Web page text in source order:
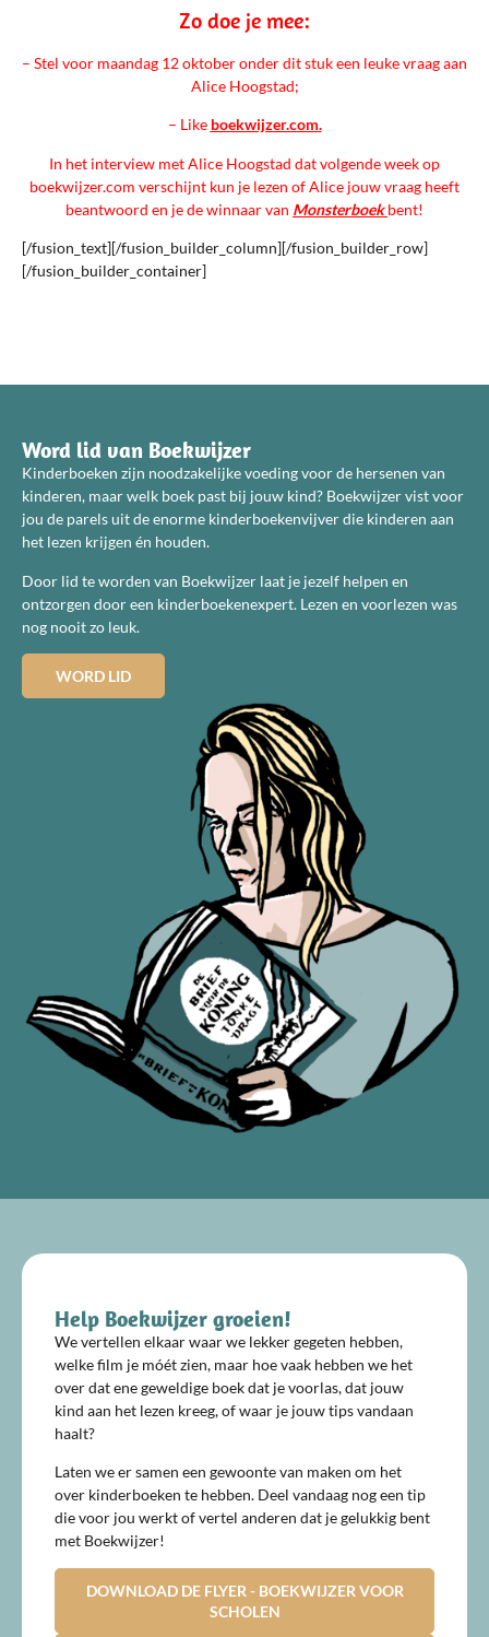
Zo doe je mee:
– Stel voor maandag 12 oktober onder dit stuk een leuke vraag aan
Alice Hoogstad;
– Like boekwijzer.com.
In het interview met Alice Hoogstad dat volgende week op
boekwijzer.com verschijnt kun je lezen of Alice jouw vraag heeft
beantwoord en je de winnaar van Monsterboek bent!
[/fusion_text][/fusion_builder_column][/fusion_builder_row]
[/fusion_builder_container]
Word lid van Boekwijzer
Kinderboeken zijn noodzakelijke voeding voor de hersenen van
kinderen, maar welk boek past bij jouw kind? Boekwijzer vist voor
jou de parels uit de enorme kinderboekenvijver die kinderen aan
het lezen krijgen én houden.
Door lid te worden van Boekwijzer laat je jezelf helpen en
ontzorgen door een kinderboekenexpert. Lezen en voorlezen was
nog nooit zo leuk.
WORD LID
Help Boekwijzer groeien!
We vertellen elkaar waar we lekker gegeten hebben,
welke film je móét zien, maar hoe vaak hebben we het
over dat ene geweldige boek dat je voorlas, dat jouw
kind aan het lezen kreeg, of waar je jouw tips vandaan
haalt?
Laten we er samen een gewoonte van maken om het
over kinderboeken te hebben. Deel vandaag nog een tip
die voor jou werkt of vertel anderen dat je gelukkig bent
met Boekwijzer!
DOWNLOAD DE FLYER - BOEKWIJZER VOOR
SCHOLEN